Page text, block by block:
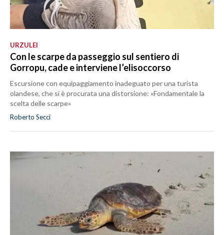
URZULEI
Con le scarpe da passeggio sul sentiero di
Gorropu, cade e interviene l’elisoccorso
Escursione con equipaggiamento inadeguato per una turista
olandese, che si è procurata una distorsione: «Fondamentale la
scelta delle scarpe»
Roberto Secci